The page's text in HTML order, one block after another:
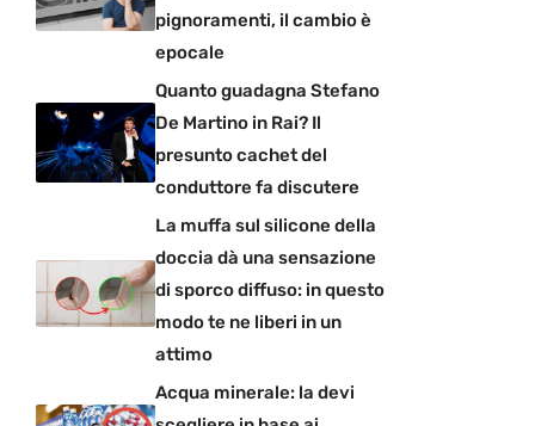
pignoramenti, il cambio è
epocale
Quanto guadagna Stefano
De Martino in Rai? Il
presunto cachet del
conduttore fa discutere
La muffa sul silicone della
doccia dà una sensazione
di sporco diffuso: in questo
modo te ne liberi in un
attimo
Acqua minerale: la devi